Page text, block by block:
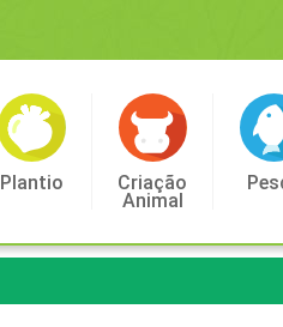
Plantio Criação
Animal